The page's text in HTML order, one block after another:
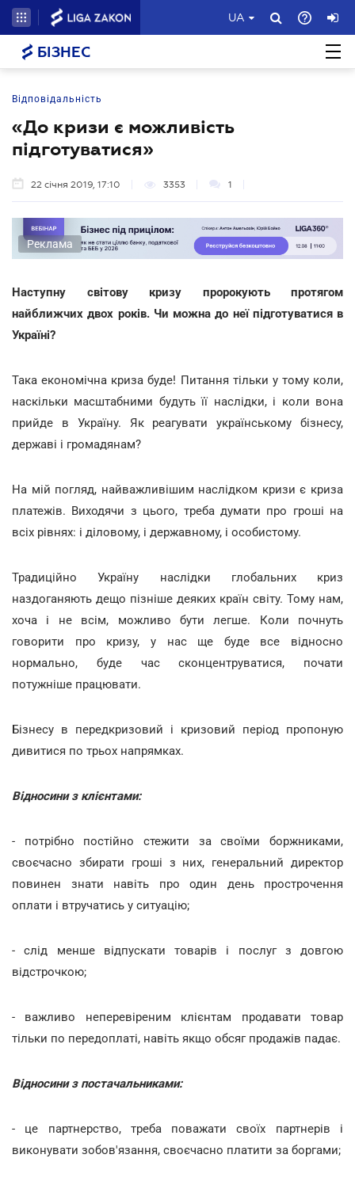
UA
БІЗНЕС
Відповідальність
«До кризи є можливість
підготуватися»
22 січня 2019, 17:10 3353 1
Реклама
Наступну світову кризу пророкують протягом
найближчих двох років. Чи можна до неї підготуватися в
Україні?
Така економічна криза буде! Питання тільки у тому коли,
наскільки масштабними будуть її наслідки, і коли вона
прийде в Україну. Як реагувати українському бізнесу,
державі і громадянам?
На мій погляд, найважливішим наслідком кризи є криза
платежів. Виходячи з цього, треба думати про гроші на
всіх рівнях: і діловому, і державному, і особистому.
Традиційно Україну наслідки глобальних криз
наздоганяють дещо пізніше деяких країн світу. Тому нам,
хоча і не всім, можливо бути легше. Коли почнуть
говорити про кризу, у нас ще буде все відносно
нормально, буде час сконцентруватися, почати
потужніше працювати.
Бізнесу в передкризовий і кризовий період пропоную
дивитися по трьох напрямках.
Відносини з клієнтами:
- потрібно постійно стежити за своїми боржниками,
своєчасно збирати гроші з них, генеральний директор
повинен знати навіть про один день прострочення
оплати і втручатись у ситуацію;
- слід менше відпускати товарів і послуг з довгою
відстрочкою;
- важливо неперевіреним клієнтам продавати товар
тільки по передоплаті, навіть якщо обсяг продажів падає.
Відносини з постачальниками:
- це партнерство, треба поважати своїх партнерів і
виконувати зобов'язання, своєчасно платити за боргами;